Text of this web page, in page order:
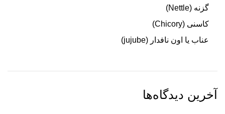
گزنه (Nettle)
کاسنی (Chicory)
عناب یا اون نافدار (jujube)
آخرین دیدگاه‌ها